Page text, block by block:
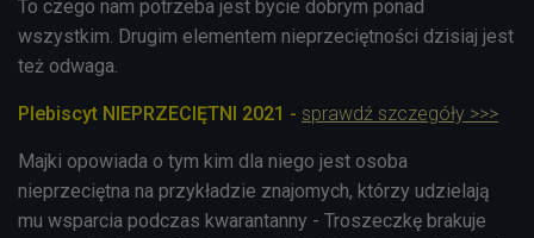
To czego nam potrzeba jest bycie dobrym ponad
wszystkim. Drugim elementem nieprzeciętności dzisiaj jest
też odwaga.
Plebiscyt NIEPRZECIĘTNI 2021 - sprawdź szczegóły >>>
Majki opowiada o tym kim dla niego jest osoba
nieprzeciętna na przykładzie znajomych, którzy udzielają
mu wsparcia podczas kwarantanny - Troszeczkę brakuje